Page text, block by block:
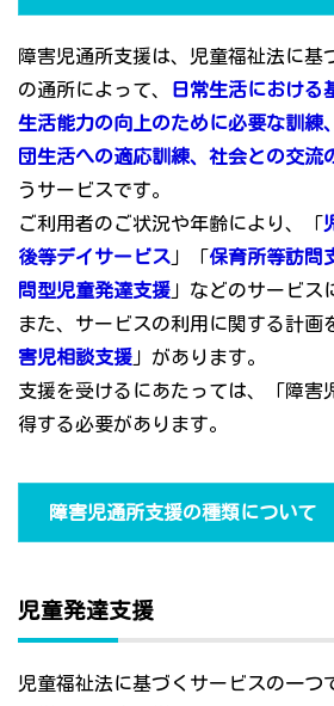
障害児通所支援は、児童福祉法に基
の通所によって、
日常生活における
生活能力の向上のために必要な訓練
団生活への適応訓練、社会との交流
うサービスです。
ご利用者のご状況や年齢により、「
後等デイサービス 」「保育所等訪問
問型児童発達支援 」などのサービス
また、サービスの利用に関する計画
害児相談支援 」があります。
支援を受けるにあたっては、「障害
得する必要があります。
障害児通所支援の種類について
児童発達支援
児童福祉法に基づくサービスの一つ